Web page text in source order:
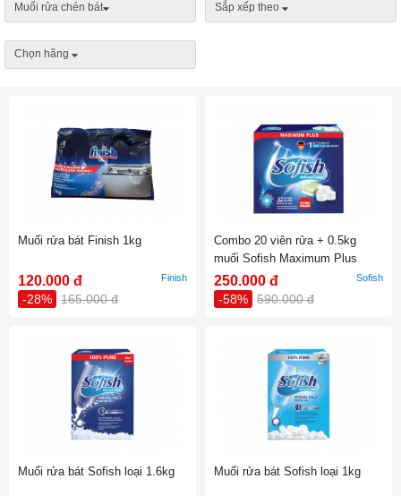
Muối rửa chén bát Sắp xếp theo
Chọn hãng
Muối rửa bát Finish 1kg
120.000 đ
-28% 165.000 đ
Finish
Combo 20 viên rửa + 0.5kg
muối Sofish Maximum Plus
250.000 đ
-58% 590.000 đ
Sofish
Muối rửa bát Sofish loại 1.6kg Muối rửa bát Sofish loại 1kg